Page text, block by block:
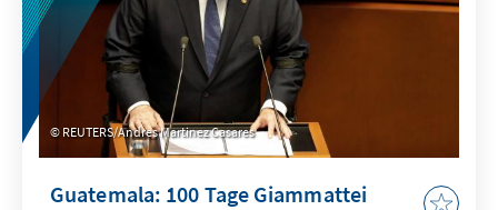
REUTERS/Andres Martinez Casares
Guatemala: 100 Tage Giammattei